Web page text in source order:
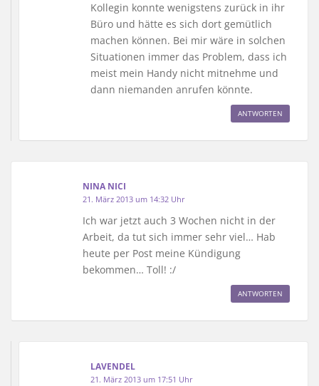
Kollegin konnte wenigstens zurück in ihr
Büro und hätte es sich dort gemütlich
machen können. Bei mir wäre in solchen
Situationen immer das Problem, dass ich
meist mein Handy nicht mitnehme und
dann niemanden anrufen könnte.
ANTWORTEN
NINA NICI
21. März 2013 um 14:32 Uhr
Ich war jetzt auch 3 Wochen nicht in der
Arbeit, da tut sich immer sehr viel… Hab
heute per Post meine Kündigung
bekommen… Toll! :/
ANTWORTEN
LAVENDEL
21. März 2013 um 17:51 Uhr